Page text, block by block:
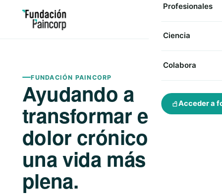
Profesionales
Ciencia
Colabora
Acceder a
FUNDACIÓN PAINCORP
Ayudando a
transformar el
dolor crónico en
una vida más
plena.